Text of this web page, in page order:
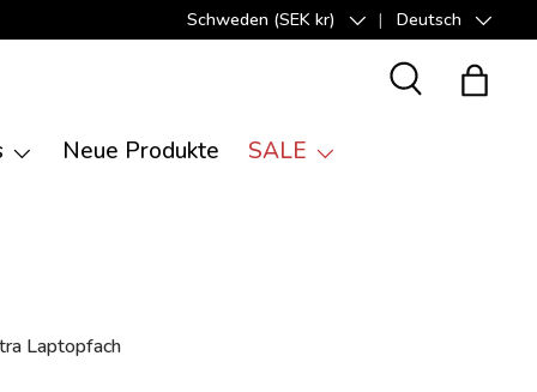
Land/Region
Schweden (SEK kr) SpracheDeutsch
Suche
Neue Produkte SALE
Laptopfach